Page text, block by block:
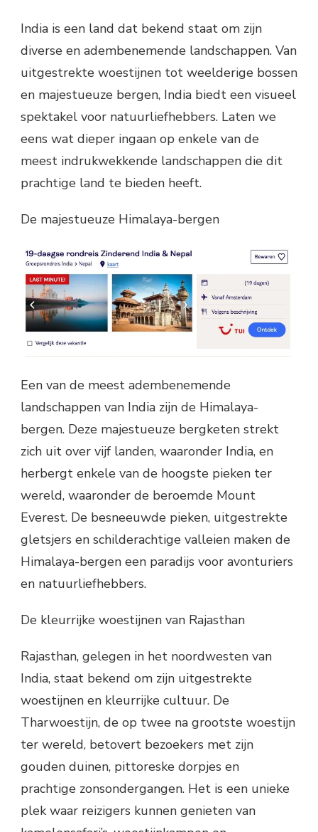
India is een land dat bekend staat om zijn
diverse en adembenemende landschappen. Van
uitgestrekte woestijnen tot weelderige bossen
en majestueuze bergen, India biedt een visueel
spektakel voor natuurliefhebbers. Laten we
eens wat dieper ingaan op enkele van de
meest indrukwekkende landschappen die dit
prachtige land te bieden heeft.
De majestueuze Himalaya-bergen
Een van de meest adembenemende
landschappen van India zijn de Himalaya-
bergen. Deze majestueuze bergketen strekt
zich uit over vijf landen, waaronder India, en
herbergt enkele van de hoogste pieken ter
wereld, waaronder de beroemde Mount
Everest. De besneeuwde pieken, uitgestrekte
gletsjers en schilderachtige valleien maken de
Himalaya-bergen een paradijs voor avonturiers
en natuurliefhebbers.
De kleurrijke woestijnen van Rajasthan
Rajasthan, gelegen in het noordwesten van
India, staat bekend om zijn uitgestrekte
woestijnen en kleurrijke cultuur. De
Tharwoestijn, de op twee na grootste woestijn
ter wereld, betovert bezoekers met zijn
gouden duinen, pittoreske dorpjes en
prachtige zonsondergangen. Het is een unieke
plek waar reizigers kunnen genieten van